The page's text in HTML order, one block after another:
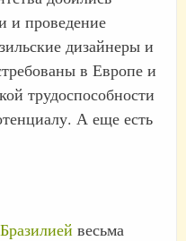
и проведение
дизайнеры и
в Европе и
трудоспособности
А еще есть
весьма